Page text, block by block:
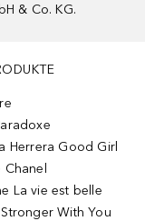
& Co. KG.
Herrera Good Girl
La vie est belle
With You